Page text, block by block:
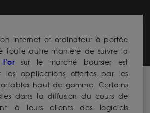
Internet et ordinateur à portée
toute autre manière de suivre la
sur le marché boursier est
les applications offertes par les
haut de gamme. Certains
dans la diffusion du cours de
à leurs clients des logiciels